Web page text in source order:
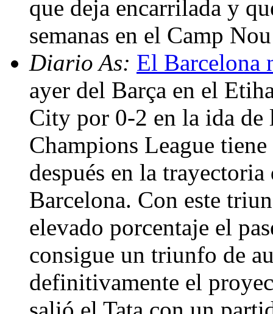
que deja encarrilada y
semanas en el Camp
Diario As: El Barcelona
ayer del Barça en el
City por 0-2 en la ida de
Champions League
después en la
Barcelona. Con este
elevado porcentaje el
consigue un triunfo de
definitivamente el